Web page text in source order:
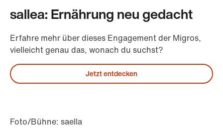
sallea: Ernährung neu gedacht
Erfahre mehr über dieses Engagement der Migros,
vielleicht genau das, wonach du suchst?
Jetzt entdecken
Foto/Bühne: saella